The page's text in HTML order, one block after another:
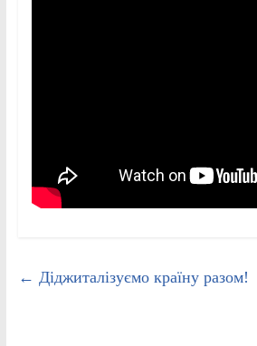
← Діджиталізуємо країну разом!